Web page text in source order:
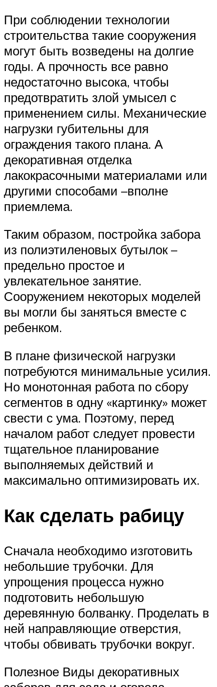
При соблюдении технологии
строительства такие сооружения
могут быть возведены на долгие
годы. А прочность все равно
недостаточно высока, чтобы
предотвратить злой умысел с
применением силы. Механические
нагрузки губительны для
ограждения такого плана. А
декоративная отделка
лакокрасочными материалами или
другими способами –вполне
приемлема.
Таким образом, постройка забора
из полиэтиленовых бутылок –
предельно простое и
увлекательное занятие.
Сооружением некоторых моделей
вы могли бы заняться вместе с
ребенком.
В плане физической нагрузки
потребуются минимальные усилия.
Но монотонная работа по сбору
сегментов в одну «картинку» может
свести с ума. Поэтому, перед
началом работ следует провести
тщательное планирование
выполняемых действий и
максимально оптимизировать их.
Как сделать рабицу
Сначала необходимо изготовить
небольшие трубочки. Для
упрощения процесса нужно
подготовить небольшую
деревянную болванку. Проделать в
ней направляющие отверстия,
чтобы обвивать трубочки вокруг.
Полезное Виды декоративных